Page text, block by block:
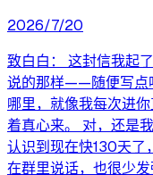
2026/7/20
致白白： 这封信我起
说的那样——随便写点
哪里，就像我每次进
着真心来。 对，还是
认识到现在快130天了
在群里说话，也很少